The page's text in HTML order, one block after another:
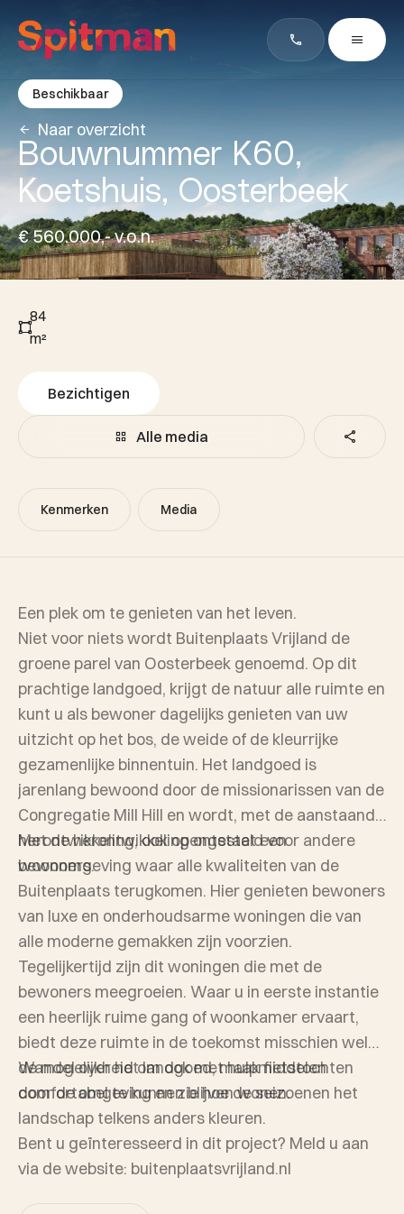
Naar overzicht
Beschikbaar
Bouwnummer K60,
Koetshuis, Oosterbeek
€ 560.000,- v.o.n.
84
m²
Bezichtigen
Alle media
Kenmerken Media
Een plek om te genieten van het leven.
Niet voor niets wordt Buitenplaats Vrijland de
groene parel van Oosterbeek genoemd. Op dit
prachtige landgoed, krijgt de natuur alle ruimte en
kunt u als bewoner dagelijks genieten van uw
uitzicht op het bos, de weide of de kleurrijke
gezamenlijke binnentuin. Het landgoed is
jarenlang bewoond door de missionarissen van de
Congregatie Mill Hill en wordt, met de aanstaande
herontwikkeling, ook opengesteld voor andere
bewoners.
Met de herontwikkeling ontstaat een
woonomgeving waar alle kwaliteiten van de
Buitenplaats terugkomen. Hier genieten bewoners
van luxe en onderhoudsarme woningen die van
alle moderne gemakken zijn voorzien.
Tegelijkertijd zijn dit woningen die met de
bewoners meegroeien. Waar u in eerste instantie
een heerlijk ruime gang of woonkamer ervaart,
biedt deze ruimte in de toekomst misschien wel
de mogelijkheid om ook met hulpmiddelen
comfortabel te kunnen blijven wonen.
Wandel over het landgoed, maak fietstochten
door de omgeving en zie hoe de seizoenen het
landschap telkens anders kleuren.
Bent u geïnteresseerd in dit project? Meld u aan
via de website: buitenplaatsvrijland.nl